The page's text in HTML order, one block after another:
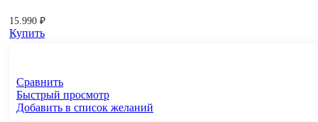
15.990 ₽
Купить
Сравнить
Быстрый просмотр
Добавить в список желаний